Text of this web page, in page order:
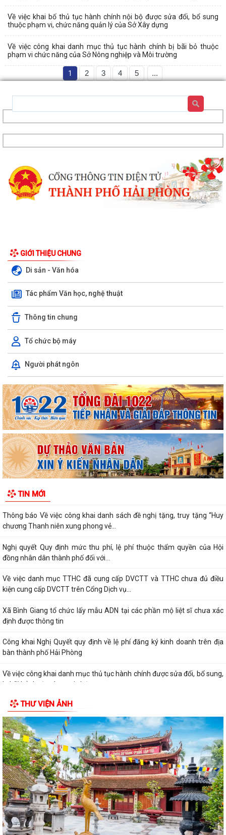
Về việc khai bố thủ tục hành chính nội bộ được sửa đổi, bổ sung
thuộc phạm vi, chức năng quản lý của Sở Xây dựng
Về việc công khai danh mục thủ tục hành chính bị bãi bỏ thuộc
phạm vi chức năng của Sở Nông nghiệp và Môi trường
1 2 3 4 5 ...
GIỚI THIỆU CHUNG
Di sản - Văn hóa
Tác phẩm Văn học, nghệ thuật
Thông tin chung
Tổ chức bộ máy
Người phát ngôn
TIN MỚI
THẢM HỌA DA CAM VIỆT NAM (10/8/1961 –...
Xã Bình Giang tổ chức Hội nghị giao ban Bí thư chi bộ các thôn trên địa
bàn xã
Lãnh đạo xã Bình Giang kiểm tra tiến độ thi công các công trình trên
địa bàn
Về việc công khai danh mục thủ tục hành chính được sửa đổi, bổ sung,
thay thế, bị bãi bỏ thuộc...
sung thuộc phạm vi chức năng...
Thông báo Về việc công khai danh sách đề nghị tặng, truy tặng “Huy
chương Thanh niên xung phong vẻ...
Nghị quyết Quy định mức thu phí, lệ phí thuộc thẩm quyền của Hội
đồng nhân dân thành phố đối với...
Về việc danh mục TTHC đã cung cấp DVCTT và TTHC chưa đủ điều
kiện cung cấp DVCTT trên Cổng Dịch vụ...
Xã Bình Giang tổ chức lấy mẫu ADN tại các phần mộ liệt sĩ chưa xác
định được thông tin
Công khai Nghị Quyết quy định về lệ phí đăng ký kinh doanh trên địa
bàn thành phố Hải Phòng
Về việc công khai danh mục thủ tục hành chính được sửa đổi, bổ sung,
bị bãi bỏ thuộc phạm vi chức...
Kết quả giải quyết thủ tục hành chính tháng 7 năm 2026
XÃ BÌNH GIANG TỔ CHỨC TẬP HUẤN VỀ HỆ THỐNG QUẢN LÝ CHẤT
LƯỢNG THEO TIÊU CHUẨN QUỐC GIA TCVN...
UBND xã triển khai giải quyết chế độ chính sách đối với người hoạt
động không chuyên trách ở thôn
Nghị quyết Về việc quy định mức chi thăm chúc tết Nguyên đán, thăm
hỏi ốm đau, trợ cấp đối với một...
Bình Giang triển khai Kế hoạch lấy mẫu hài cốt liệt sĩ
THƯ VIỆN ẢNH